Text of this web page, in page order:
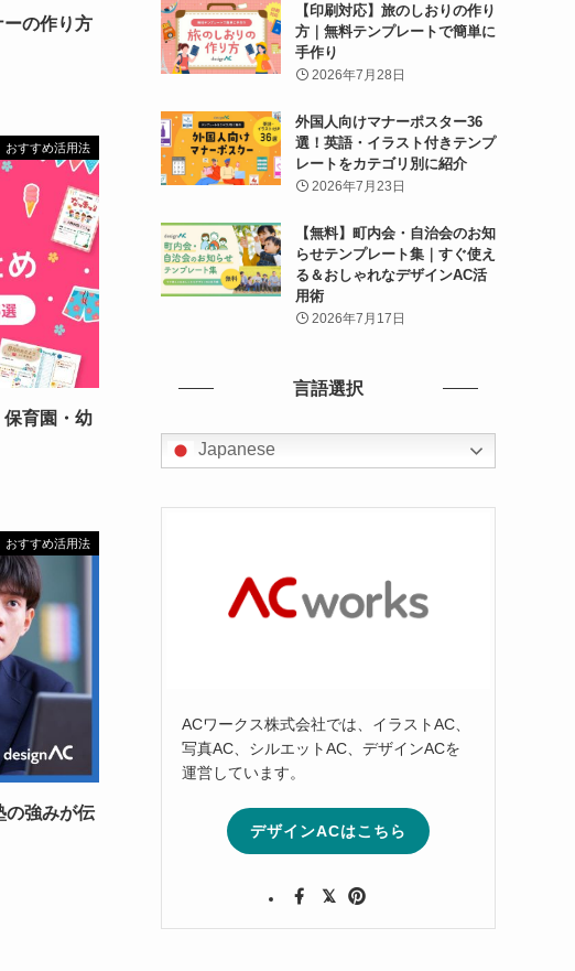
ーの作り方
おすすめ活用法
保育園・幼
おすすめ活用法
の強みが伝
【印刷対応】旅のしおりの作り
方｜無料テンプレートで簡単に
手作り
2026年7月28日
外国人向けマナーポスター36
選！英語・イラスト付きテンプ
レートをカテゴリ別に紹介
2026年7月23日
【無料】町内会・自治会のお知
らせテンプレート集｜すぐ使え
る＆おしゃれなデザインAC活
用術
2026年7月17日
言語選択
Japanese
ACワークス株式会社では、イラストAC、
写真AC、シルエットAC、デザインACを
運営しています。
デザインACはこちら